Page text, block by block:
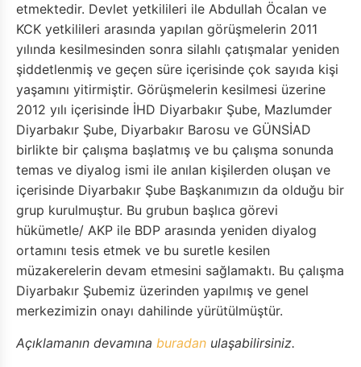
etmektedir. Devlet yetkilileri ile Abdullah Öcalan ve
KCK yetkilileri arasında yapılan görüşmelerin 2011
yılında kesilmesinden sonra silahlı çatışmalar yeniden
şiddetlenmiş ve geçen süre içerisinde çok sayıda kişi
yaşamını yitirmiştir. Görüşmelerin kesilmesi üzerine
2012 yılı içerisinde İHD Diyarbakır Şube, Mazlumder
Diyarbakır Şube, Diyarbakır Barosu ve GÜNSİAD
birlikte bir çalışma başlatmış ve bu çalışma sonunda
temas ve diyalog ismi ile anılan kişilerden oluşan ve
içerisinde Diyarbakır Şube Başkanımızın da olduğu bir
grup kurulmuştur. Bu grubun başlıca görevi
hükümetle/ AKP ile BDP arasında yeniden diyalog
ortamını tesis etmek ve bu suretle kesilen
müzakerelerin devam etmesini sağlamaktı. Bu çalışma
Diyarbakır Şubemiz üzerinden yapılmış ve genel
merkezimizin onayı dahilinde yürütülmüştür.
Açıklamanın devamına buradan ulaşabilirsiniz.